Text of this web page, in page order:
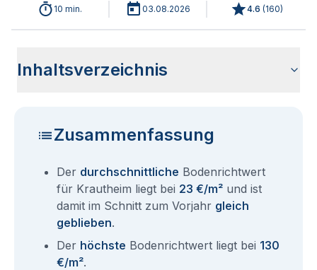
10 min. 03.08.2026 4.6 (160)
Inhaltsverzeichnis
Zusammenfassung
Der durchschnittliche Bodenrichtwert
für Krautheim liegt bei 23 €/m² und ist
damit im Schnitt zum Vorjahr gleich
geblieben.
Der höchste Bodenrichtwert liegt bei 130
€/m².